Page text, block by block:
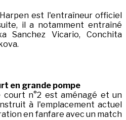
est l'entraîneur officiel
il a notamment entraîné
Sanchez Vicario, Conchita
en grande pompe
court n°2 est aménagé et un
à l'emplacement actuel
en fanfare avec un match